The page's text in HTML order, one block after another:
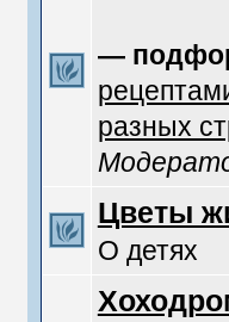
—
разных
Цветы
О детях